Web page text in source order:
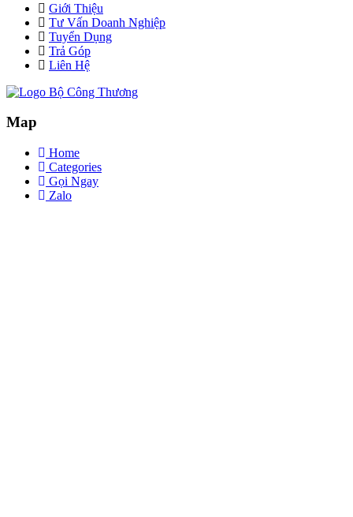
Giới Thiệu
Tư Vấn Doanh Nghiệp
Tuyển Dụng
Trả Góp
Liên Hệ
Map
Home
Categories
Gọi Ngay
Zalo